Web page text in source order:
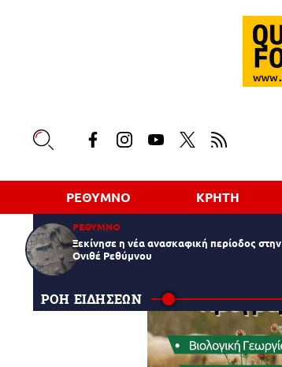
ΡΕΘΥΜΝΟ ΚΡΗΤΗ
ΡΕΘΥΜΝΟ
Ξεκίνησε η νέα ανασκαφική περίοδος στην
Ονιθέ Ρεθύμνου
ΡΟΗ ΕΙΔΗΣΕΩΝ